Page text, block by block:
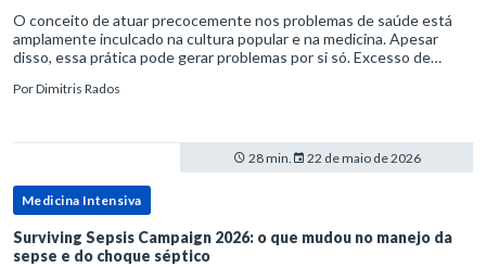
O conceito de atuar precocemente nos problemas de saúde está
amplamente inculcado na cultura popular e na medicina. Apesar
disso, essa prática pode gerar problemas por si só. Excesso de
PorDimitris Rados
28 min. 22 de maio de 2026
Medicina Intensiva
Surviving Sepsis Campaign 2026: o que mudou no manejo da
sepse e do choque séptico